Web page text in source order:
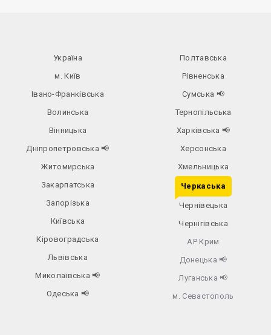
Україна
м. Київ
Івано-Франківська
Волинська
Вінницька
Дніпропетровська📢
Житомирська
Закарпатська
Запорізька
Київська
Кіровоградська
Львівська
Миколаївська📢
Одеська📢
Полтавська
Рівненська
Сумська 📢
Тернопільська
Харківська 📢
Херсонська
Хмельницька
Черкаська
Чернівецька
Чернігівська
АР Крим
Донецька 📢
Луганська 📢
м. Севастополь